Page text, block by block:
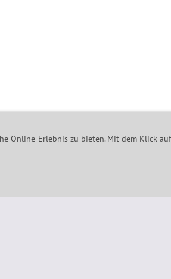
19 - 76437 Rastatt - Tel.: 07229-184
Online-Erlebnis zu bieten. Mit dem Klick auf